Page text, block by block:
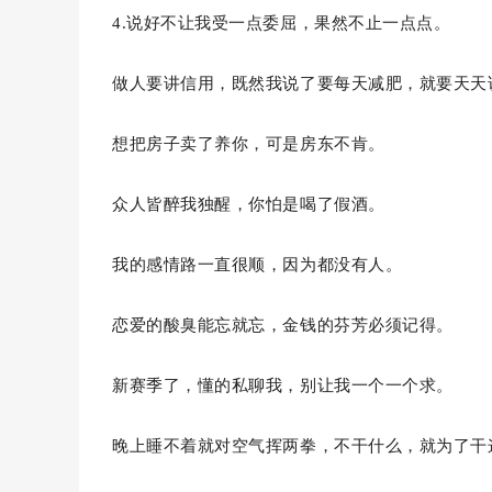
4.说好不让我受一点委屈，果然不止一点点。
做人要讲信用，既然我说了要每天减肥，就要天天
想把房子卖了养你，可是房东不肯。
众人皆醉我独醒，你怕是喝了假酒。
我的感情路一直很顺，因为都没有人。
恋爱的酸臭能忘就忘，金钱的芬芳必须记得。
新赛季了，懂的私聊我，别让我一个一个求。
晚上睡不着就对空气挥两拳，不干什么，就为了干